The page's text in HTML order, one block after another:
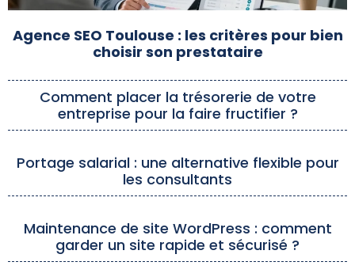
Agence SEO Toulouse : les critères pour bien
choisir son prestataire
Comment placer la trésorerie de votre
entreprise pour la faire fructifier ?
Portage salarial : une alternative flexible pour
les consultants
Maintenance de site WordPress : comment
garder un site rapide et sécurisé ?